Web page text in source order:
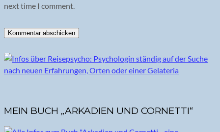
next time I comment.
MEIN BUCH „ARKADIEN UND CORNETTI“